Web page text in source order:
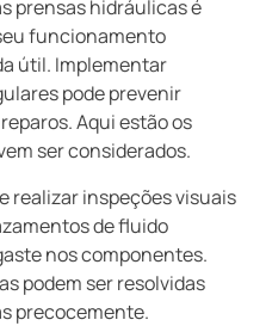
prensas hidráulicas é
funcionamento
útil. Implementar
pode prevenir
Aqui estão os
ser considerados.
realizar inspeções visuais
de fluido
nos componentes.
podem ser resolvidas
precocemente.